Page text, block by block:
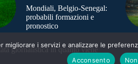
Mondiali, Belgio-Senegal:
probabili formazioni e
pronostico
giornalistica in quanto viene
i servizi e analizzare le
Acconsento